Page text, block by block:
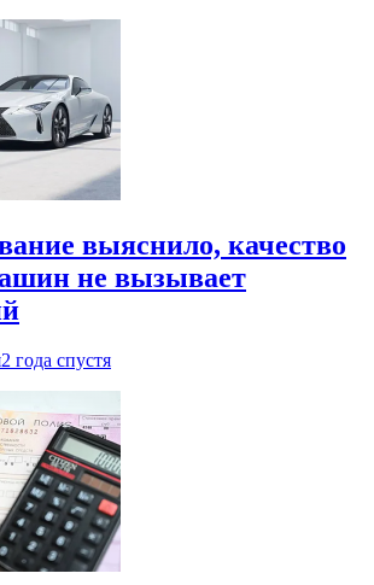
выяснило, качество
не вызывает
2 года спустя